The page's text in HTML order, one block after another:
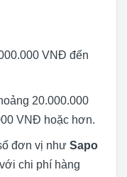
VNĐ đến
20.000.000
VNĐ hoặc hơn.
đơn vị như Sapo
chi phí hàng